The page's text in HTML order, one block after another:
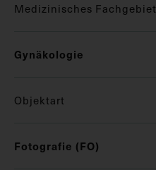
Medizinisches Fachgebiet
Gynäkologie
Objektart
Fotografie (FO)